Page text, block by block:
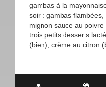
gambas à la
soir : gambas
mignon sauce au
trois petits desserts
(bien), crème au citron